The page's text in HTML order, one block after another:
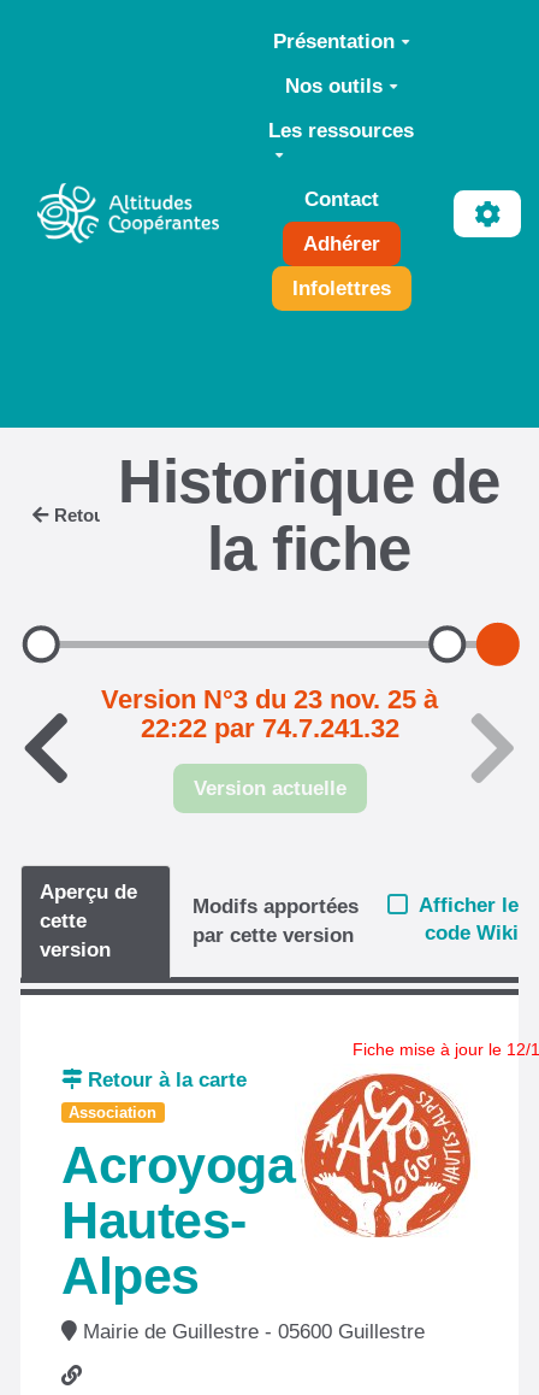
Aller au contenu principal
Présentation
Nos outils
Les ressources
Contact
Adhérer
Infolettres
Retour
Historique de
la fiche
Version N°3 du 23 nov. 25 à
22:22 par 74.7.241.32
Version actuelle
Aperçu de
cette
version
Modifs apportées
par cette version
Afficher le
code Wiki
Fiche mise à jour le 12/
Retour à la carte
Association
Acroyoga
Hautes-
Alpes
Mairie de Guillestre - 05600 Guillestre